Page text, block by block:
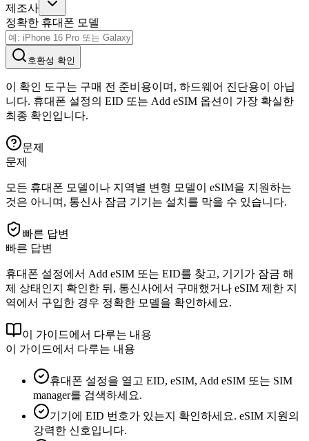
제조사
정확한 휴대폰 모델
호환성 확인
이 확인 도구는 구매 전 준비용이며, 하드웨어 진단용이 아닙
니다. 휴대폰 설정의 EID 또는 Add eSIM 옵션이 가장 확실한
최종 확인입니다.
문제
문제
모든 휴대폰 모델이나 지역별 변형 모델이 eSIM을 지원하는
것은 아니며, 통신사 잠금 기기는 설치를 막을 수 있습니다.
빠른 답변
빠른 답변
휴대폰 설정에서 Add eSIM 또는 EID를 찾고, 기기가 잠금 해
제 상태인지 확인한 뒤, 통신사에서 구매했거나 eSIM 제한 지
역에서 구입한 경우 정확한 모델을 확인하세요.
이 가이드에서 다루는 내용
이 가이드에서 다루는 내용
휴대폰 설정을 열고 EID, eSIM, Add eSIM 또는 SIM
manager를 검색하세요.
기기에 EID 번호가 있는지 확인하세요. eSIM 지원의
강력한 신호입니다.